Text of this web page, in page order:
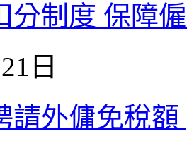
分制度 保障
日
請外傭免稅額